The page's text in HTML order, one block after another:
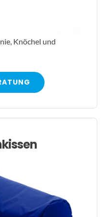
Knöchel und